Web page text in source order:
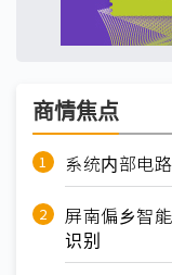
商情焦点
系统内部电
屏南偏乡智
识别